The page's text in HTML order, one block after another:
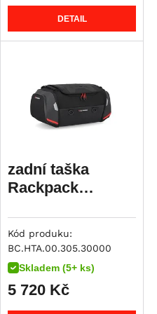
40 Years
719
DETAIL
Skladem (5+ ks)
zadní taška
Rackpack
Kód produku:
BC.HTA.00.305.30000
5 720 Kč